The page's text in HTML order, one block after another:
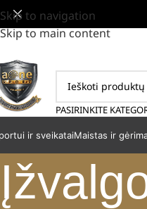
Skip to navigation
Skip to main content
PASIRINKITE
ir sveikataiMaistas ir